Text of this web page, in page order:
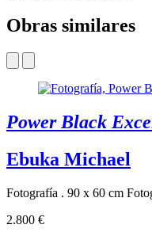
Obras similares
Power Black
Ebuka Michael
Fotografía . 90 x 60 cm
2.800 €